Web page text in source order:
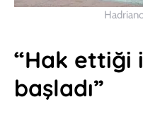
“Hak ettiği
başladı”